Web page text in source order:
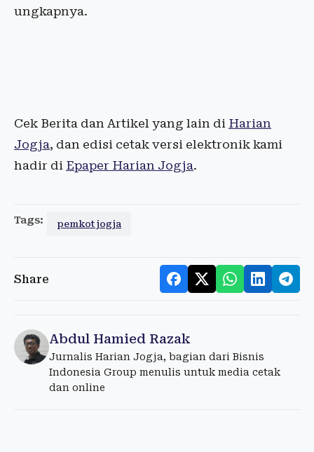
ungkapnya.
Cek Berita dan Artikel yang lain di Harian
Jogja, dan edisi cetak versi elektronik kami
hadir di Epaper Harian Jogja.
Tags: pemkot jogja
Share
Abdul Hamied Razak
Jurnalis Harian Jogja, bagian dari Bisnis
Indonesia Group menulis untuk media cetak
dan online